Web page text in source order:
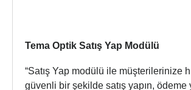
Tema Optik Satış Yap Modülü
“Satış Yap modülü ile müşterilerinize
güvenli bir şekilde satış yapın, ödeme